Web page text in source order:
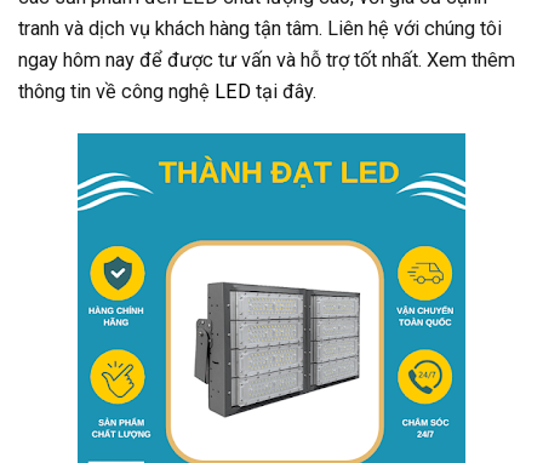
tranh và dịch vụ khách hàng tận tâm. Liên hệ với chúng tôi
ngay hôm nay để được tư vấn và hỗ trợ tốt nhất. Xem thêm
thông tin về công nghệ LED tại đây.